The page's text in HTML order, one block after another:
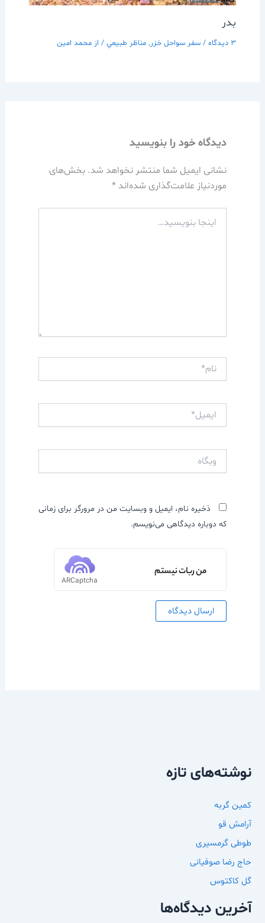
بدر
3 دیدگاه / سفر سواحل خزر, مناظر طبيعي/ از محمد امین
دیدگاه‌ خود را بنویسید
نشانی ایمیل شما منتشر نخواهد شد. بخش‌های
موردنیاز علامت‌گذاری شده‌اند *
بنویسید…
ذخیره نام، ایمیل و وبسایت من در مرورگر برای زمانی
که دوباره دیدگاهی می‌نویسم.
من ربات نیستم
ARCaptcha
نوشته‌های تازه
کمین گربه
آرامش قو
طوطی گرمسیری
حاج رضا صوفیانی
گل کاکتوس
آخرین دیدگاه‌ها